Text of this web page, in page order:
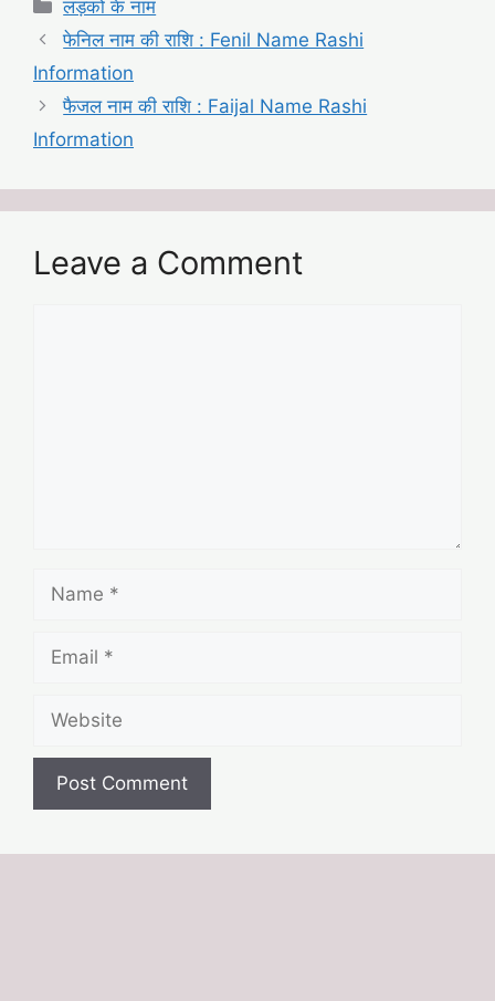
लड़को के नाम
फेनिल नाम की राशि : Fenil Name Rashi
Information
फैजल नाम की राशि : Faijal Name Rashi
Information
Leave a Comment
Name
Email
Website